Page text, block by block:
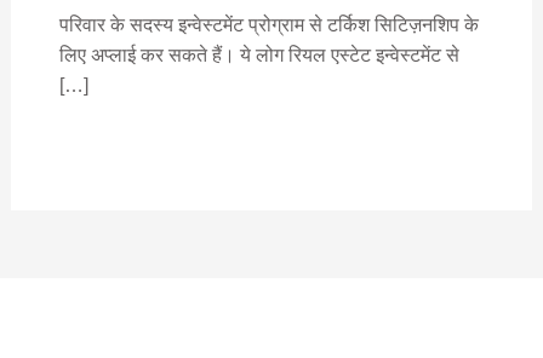
परिवार के सदस्य इन्वेस्टमेंट प्रोग्राम से टर्किश सिटिज़नशिप के
लिए अप्लाई कर सकते हैं। ये लोग रियल एस्टेट इन्वेस्टमेंट से
[…]